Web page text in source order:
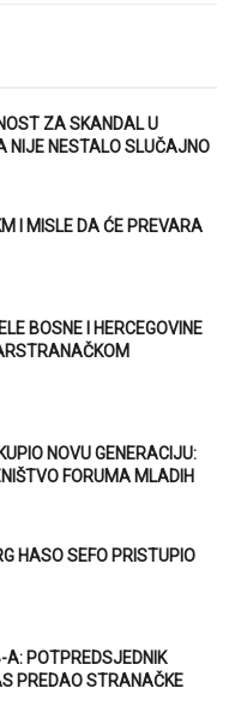
ZA SKANDAL U
NIJE NESTALO SLUČAJNO
I MISLE DA ĆE PREVARA
BOSNE I HERCEGOVINE
NOVU GENERACIJU:
FORUMA MLADIH
HASO SEFO PRISTUPIO
A: POTPREDSJEDNIK
PREDAO STRANAČKE